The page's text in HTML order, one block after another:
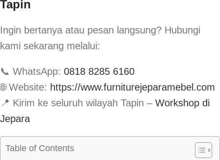
Tapin
Ingin bertanya atau pesan langsung? Hubungi
kami sekarang melalui:
📞 WhatsApp: 0818 8285 6160
🌐 Website: https://www.furniturejeparamebel.com
📍 Kirim ke seluruh wilayah Tapin – Workshop di
Jepara
Table of Contents